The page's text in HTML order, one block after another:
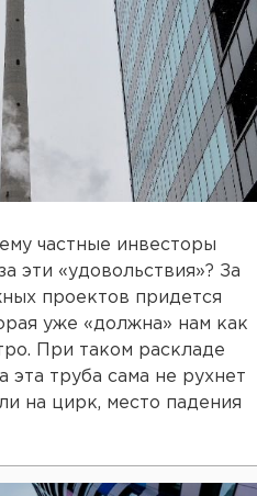
частные инвесторы
эти «удовольствия»? За
проектов придется
уже «должна» нам как
При таком раскладе
эта труба сама не рухнет
на цирк, место падения